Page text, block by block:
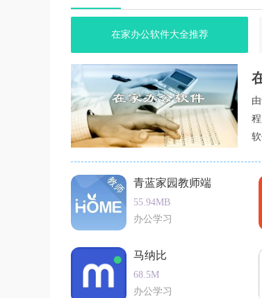
在家办公软件大全推荐
青蓝家园教师端
55.94MB
办公学习
马纳比
68.5M
办公学习